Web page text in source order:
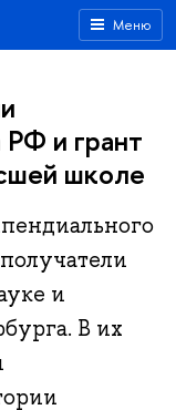
Меню
и грант
школе
и
В их